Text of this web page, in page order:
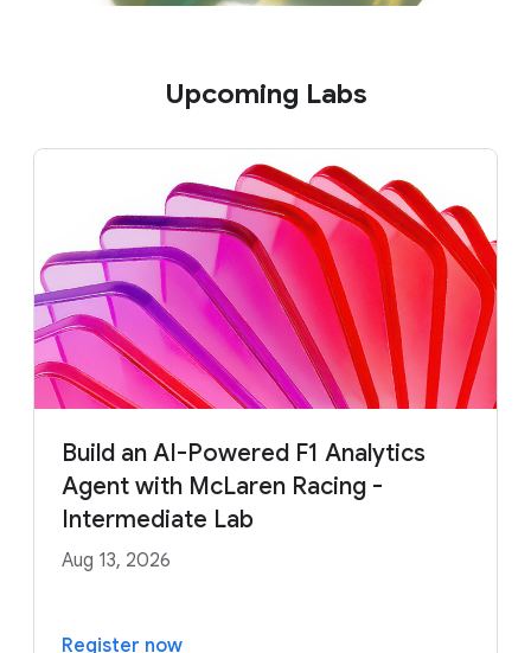
Upcoming Labs
Build an AI-Powered F1 Analytics
Agent with McLaren Racing -
Intermediate Lab
Aug 13, 2026
Register now